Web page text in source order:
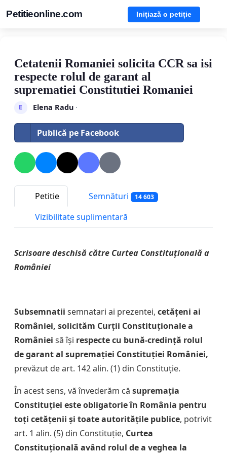
Petitieonline.com Inițiază o petiție
Cetatenii Romaniei solicita CCR sa isi
respecte rolul de garant al
suprematiei Constitutiei Romaniei
E Elena Radu·
Publică pe Facebook
Petitie Semnături 14 603
Vizibilitate suplimentară
Scrisoare deschisă către Curtea Constituțională a
României
Subsemnatii semnatari ai prezentei, cetățeni ai
României, solicităm Curții Constituționale a
României să își respecte cu bună-credință rolul
de garant al supremației Constituției României,
prevăzut de art. 142 alin. (1) din Constituție.
În acest sens, vă învederăm că supremația
Constituției este obligatorie în România pentru
toți cetățenii și toate autoritățile publice, potrivit
art. 1 alin. (5) din Constituție, Curtea
Constituțională având rolul de a veghea la